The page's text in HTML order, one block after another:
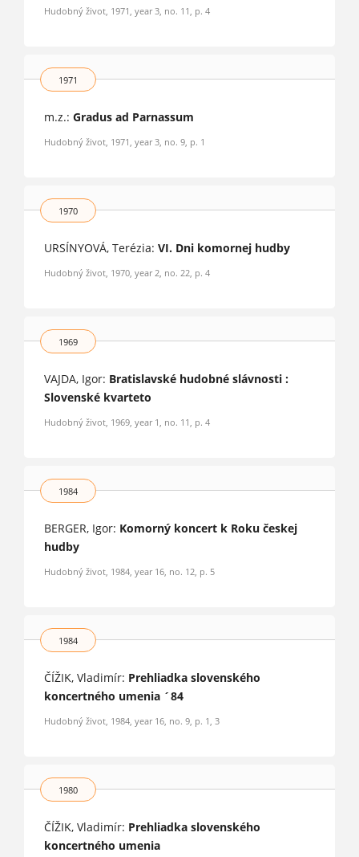
Hudobný život, 1971, year 3, no. 11, p. 4
1971
m.z.: Gradus ad Parnassum
Hudobný život, 1971, year 3, no. 9, p. 1
1970
URSÍNYOVÁ, Terézia: VI. Dni komornej hudby
Hudobný život, 1970, year 2, no. 22, p. 4
1969
VAJDA, Igor: Bratislavské hudobné slávnosti :
Slovenské kvarteto
Hudobný život, 1969, year 1, no. 11, p. 4
1984
BERGER, Igor: Komorný koncert k Roku českej
hudby
Hudobný život, 1984, year 16, no. 12, p. 5
1984
ČÍŽIK, Vladimír: Prehliadka slovenského
koncertného umenia ´84
Hudobný život, 1984, year 16, no. 9, p. 1, 3
1980
ČÍŽIK, Vladimír: Prehliadka slovenského
koncertného umenia